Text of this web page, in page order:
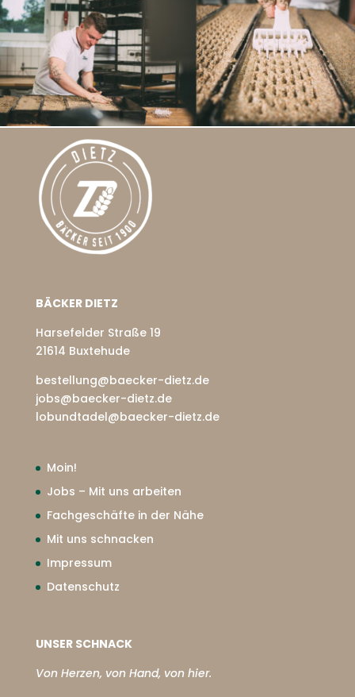
BÄCKER DIETZ
Harsefelder Straße 19
21614 Buxtehude
bestellung@baecker-dietz.de
jobs@baecker-dietz.de
lobundtadel@baecker-dietz.de
Moin!
Jobs – Mit uns arbeiten
Fachgeschäfte in der Nähe
Mit uns schnacken
Impressum
Datenschutz
UNSER SCHNACK
Von Herzen, von Hand, von hier.